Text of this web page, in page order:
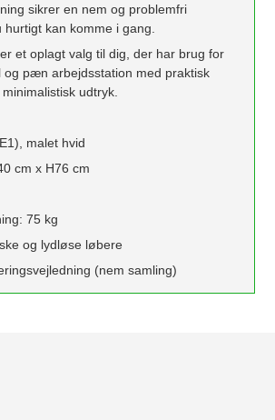
sikrer en nem og problemfri
hurtigt kan komme i gang.
et oplagt valg til dig, der har brug for
og pæn arbejdsstation med praktisk
udtryk.
malet hvid
cm x H76 cm
75 kg
og lydløse løbere
(nem samling)